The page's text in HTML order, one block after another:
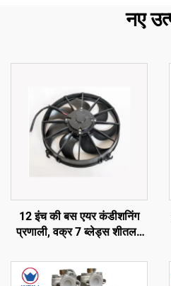
नए
12 इंच की बस एयर कंडीशनिंग
प्रणाली, वक्र 7 ब्लेड्स शीतलन